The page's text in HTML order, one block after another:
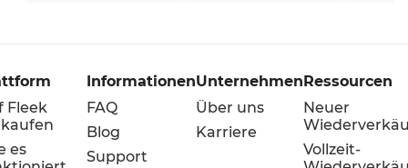
Fleek
es
Informationen
FAQ
Blog
Support
Unternehmen
Über uns
Karriere
Ressourcen
Neuer
Vollzeit-